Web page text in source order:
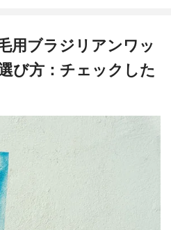
用ブラジリアンワッ
び方：チェックした